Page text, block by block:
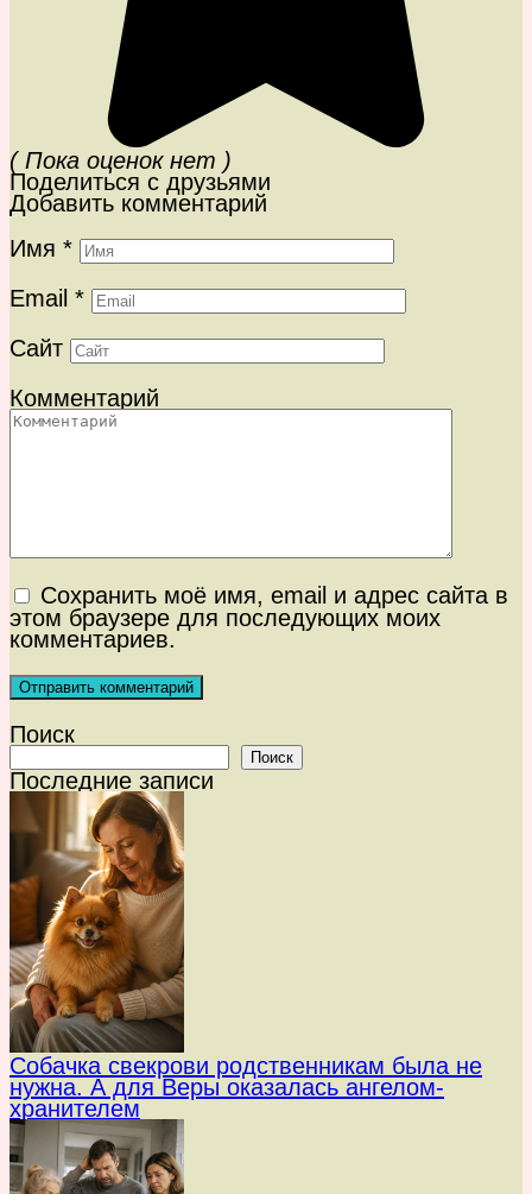
( Пока оценок нет )
Поделиться с друзьями
Добавить комментарий
Имя *
Email *
Сайт
Комментарий
Сохранить моё имя, email и адрес сайта в
этом браузере для последующих моих
комментариев.
Поиск
Поиск
Последние записи
Собачка свекрови родственникам была не
нужна. А для Веры оказалась ангелом-
хранителем